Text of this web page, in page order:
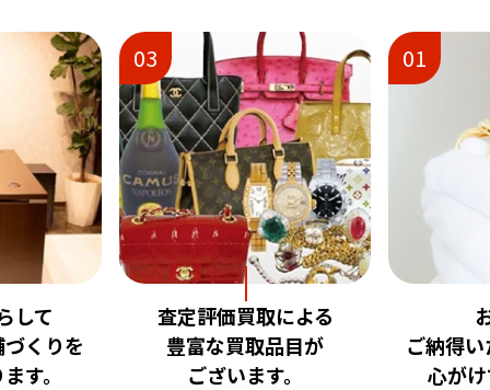
よる
目が
。
01
お客様に
ご納得いただける査定を
心がけております。
02
安
いただ
目指